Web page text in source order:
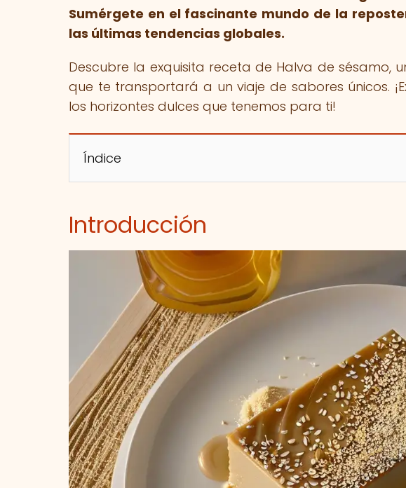
Sumérgete en el fascinante mundo de la
las últimas tendencias globales.
Descubre la exquisita receta de Halva de sésamo,
que te transportará a un viaje de sabores únicos.
los horizontes dulces que tenemos para ti!
Índice
Introducción